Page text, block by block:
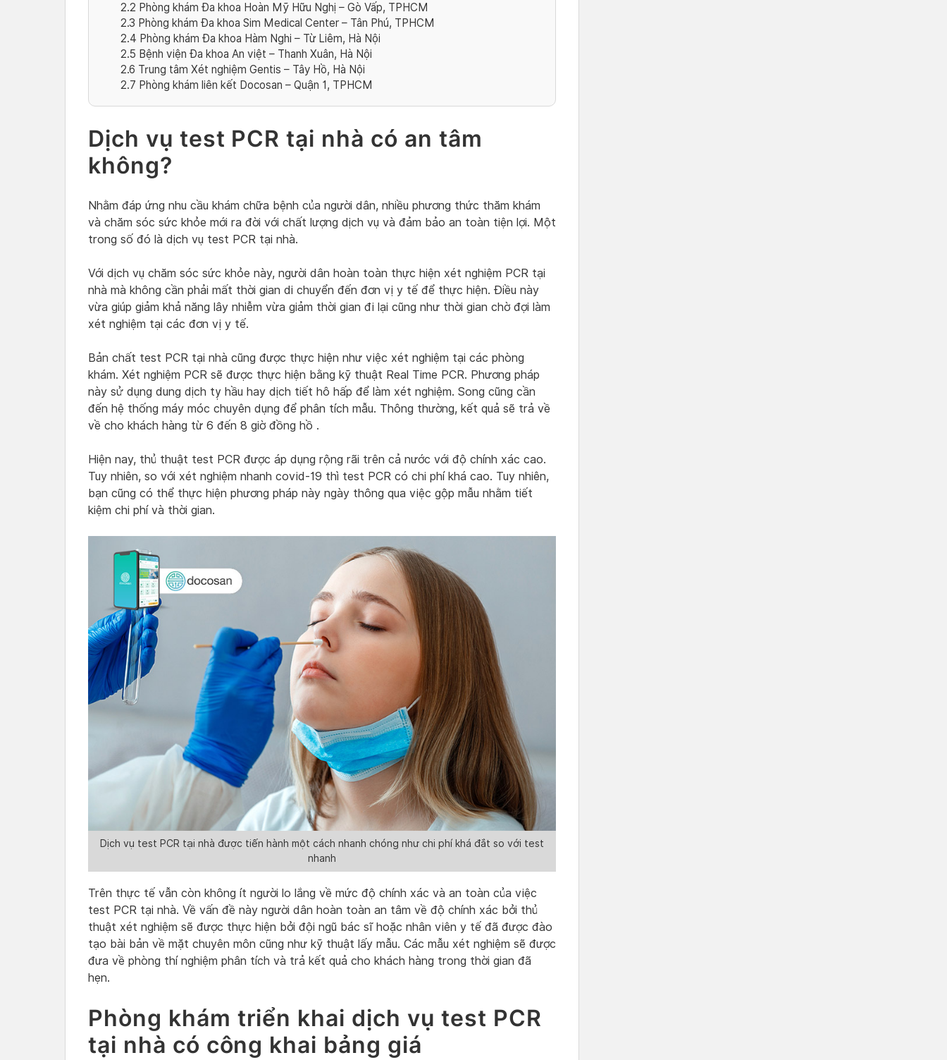
2.2 Phòng khám Đa khoa Hoàn Mỹ Hữu Nghị – Gò Vấp, TPHCM
2.3 Phòng khám Đa khoa Sim Medical Center – Tân Phú, TPHCM
2.4 Phòng khám Đa khoa Hàm Nghi – Từ Liêm, Hà Nội
2.5 Bệnh viện Đa khoa An việt – Thanh Xuân, Hà Nội
2.6 Trung tâm Xét nghiệm Gentis – Tây Hồ, Hà Nội
2.7 Phòng khám liên kết Docosan – Quận 1, TPHCM
Dịch vụ test PCR tại nhà có an tâm
không?
Nhằm đáp ứng nhu cầu khám chữa bệnh của người dân, nhiều phương thức thăm khám
và chăm sóc sức khỏe mới ra đời với chất lượng dịch vụ và đảm bảo an toàn tiện lợi. Một
trong số đó là dịch vụ test PCR tại nhà.
Với dịch vụ chăm sóc sức khỏe này, người dân hoàn toàn thực hiện xét nghiệm PCR tại
nhà mà không cần phải mất thời gian di chuyển đến đơn vị y tế để thực hiện. Điều này
vừa giúp giảm khả năng lây nhiễm vừa giảm thời gian đi lại cũng như thời gian chờ đợi làm
xét nghiệm tại các đơn vị y tế.
Bản chất test PCR tại nhà cũng được thực hiện như việc xét nghiệm tại các phòng
khám. Xét nghiệm PCR sẽ được thực hiện bằng kỹ thuật Real Time PCR. Phương pháp
này sử dụng dung dịch tỵ hầu hay dịch tiết hô hấp để làm xét nghiệm. Song cũng cần
đến hệ thống máy móc chuyên dụng để phân tích mẫu. Thông thường, kết quả sẽ trả về
về cho khách hàng từ 6 đến 8 giờ đồng hồ .
Hiện nay, thủ thuật test PCR được áp dụng rộng rãi trên cả nước với độ chính xác cao.
Tuy nhiên, so với xét nghiệm nhanh covid-19 thì test PCR có chi phí khá cao. Tuy nhiên,
bạn cũng có thể thực hiện phương pháp này ngày thông qua việc gộp mẫu nhằm tiết
kiệm chi phí và thời gian.
Dịch vụ test PCR tại nhà được tiến hành một cách nhanh chóng như chi phí khá đắt so với test
nhanh
Trên thực tế vẫn còn không ít người lo lắng về mức độ chính xác và an toàn của việc
test PCR tại nhà. Về vấn đề này người dân hoàn toàn an tâm về độ chính xác bởi thủ
thuật xét nghiệm sẽ được thực hiện bởi đội ngũ bác sĩ hoặc nhân viên y tế đã được đào
tạo bài bản về mặt chuyên môn cũng như kỹ thuật lấy mẫu. Các mẫu xét nghiệm sẽ được
đưa về phòng thí nghiệm phân tích và trả kết quả cho khách hàng trong thời gian đã
hẹn.
Phòng khám triển khai dịch vụ test PCR
tại nhà có công khai bảng giá